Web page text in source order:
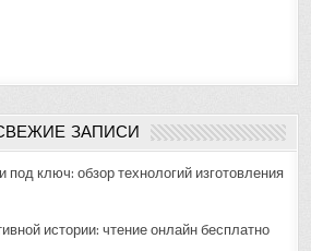
ЗАПИСИ
ключ: обзор технологий изготовления
истории: чтение онлайн бесплатно